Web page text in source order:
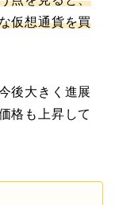
仮想通貨を買
後大きく進展
格も上昇して